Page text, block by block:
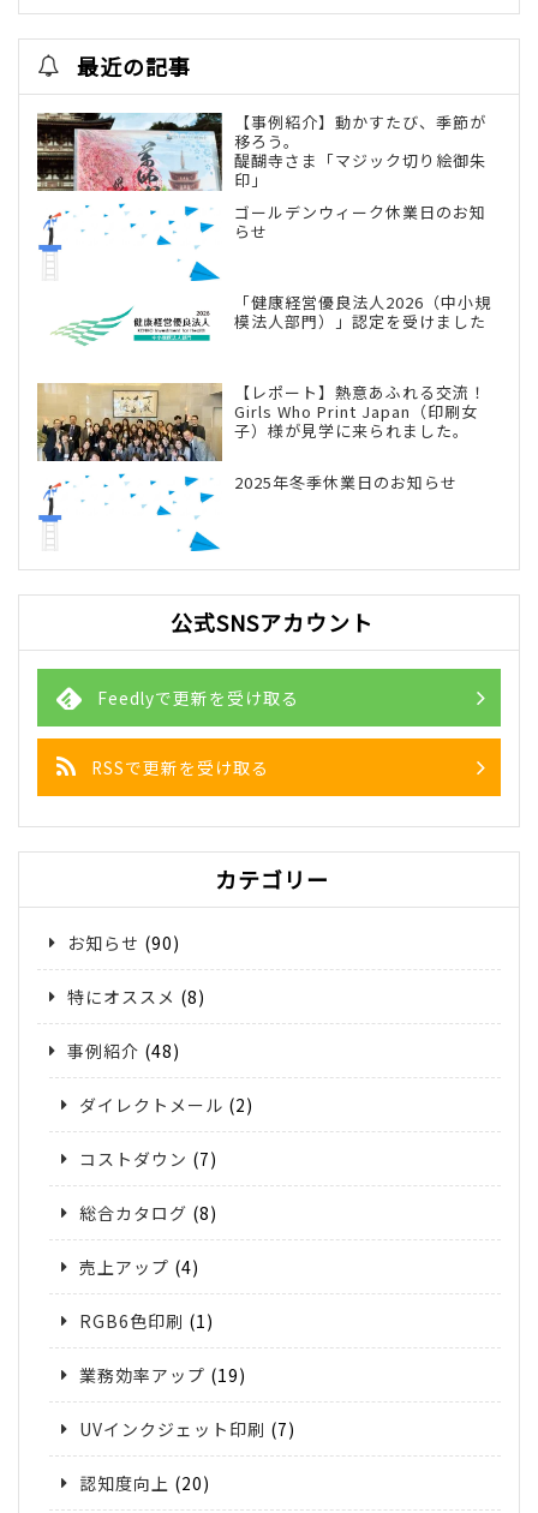
最近の記事
【事例紹介】動かすたび、季節が
移ろう。
醍醐寺さま「マジック切り絵御朱
印」
ゴールデンウィーク休業日のお知
らせ
「健康経営優良法人2026（中小規
模法人部門）」認定を受けました
【レポート】熱意あふれる交流！
Girls Who Print Japan（印刷女
子）様が見学に来られました。
2025年冬季休業日のお知らせ
公式SNSアカウント
Feedlyで更新を受け取る
RSSで更新を受け取る
カテゴリー
お知らせ (90)
特にオススメ (8)
事例紹介 (48)
ダイレクトメール (2)
コストダウン (7)
総合カタログ (8)
売上アップ (4)
RGB6色印刷 (1)
業務効率アップ (19)
UVインクジェット印刷 (7)
認知度向上 (20)